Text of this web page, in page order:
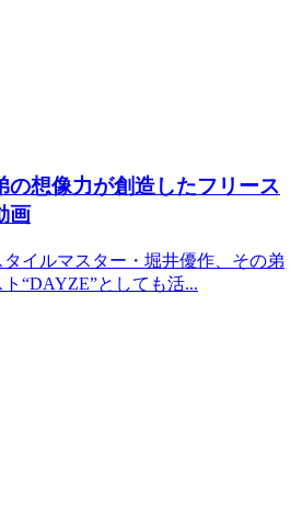
の想像力が創造したフリース
画
イルマスター・堀井優作、その弟
“DAYZE”としても活...